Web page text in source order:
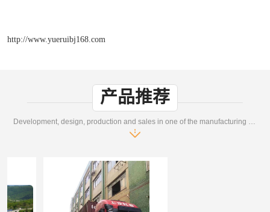
http://www.yueruibj168.com
产品推荐
Development, design, production and sales in one of the manufacturing enterprises